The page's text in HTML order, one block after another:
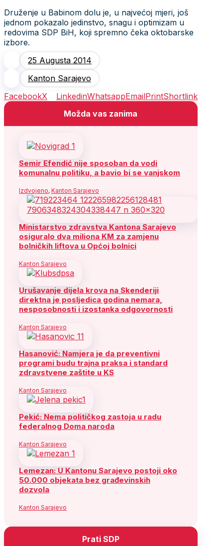
Druženje u Babinom dolu je, u najvećoj mjeri, još
jednom pokazalo jedinstvo, snagu i optimizam u
redovima SDP BiH, koji spremno čeka oktobarske
izbore.
25 Augusta 2014
Kanton Sarajevo
FacebookX LinkedinWhatsappEmailPrintShortlink
Možda vas zanima
Semir Efendić nije sposoban da vodi
komunalnu politiku, a bavio bi se vanjskom
Izdvojeno, Kanton Sarajevo
Ministarstvo zdravstva Kantona Sarajevo
osiguralo dva miliona KM za zamjenu
bolničkih liftova u Općoj bolnici
Kanton Sarajevo
Urušavanje dijela krova na Skenderiji
direktna je posljedica godina nemara,
nesposobnosti i izostanka odgovornosti
Kanton Sarajevo
Hasanović: Namjera je da preventivni
programi budu trajna praksa i standard
zdravstvene zaštite u KS
Kanton Sarajevo
Pekić: Nema političkog zastoja u radu
federalnog Doma naroda
Kanton Sarajevo
Lemezan: U Kantonu Sarajevo postoji oko
50.000 objekata bez građevinskih
dozvola
Kanton Sarajevo
Prati SDP